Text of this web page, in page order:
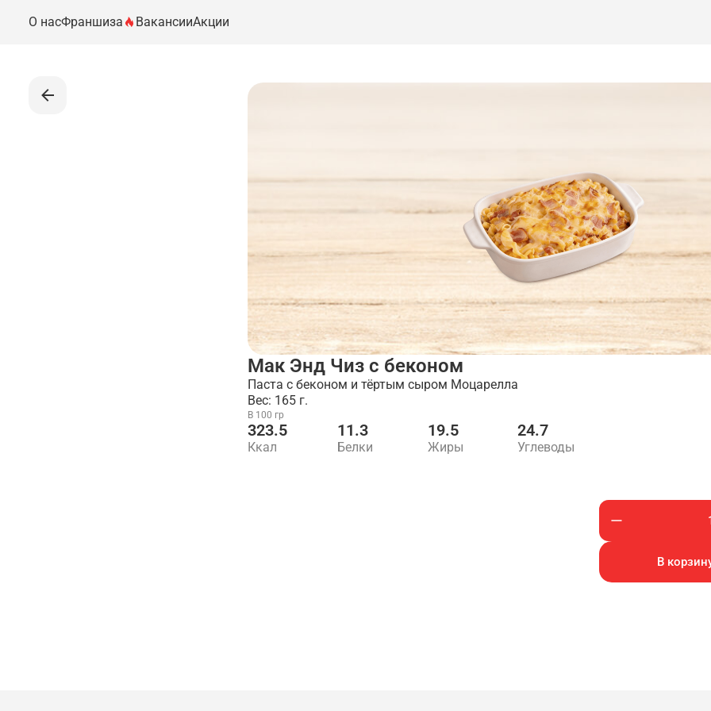
О насФраншиза ВакансииАкции
Мак Энд Чиз с беконом
Паста с беконом и тёртым сыром Моцарелла
Вес: 165 г.
В 100 гр
323.5
Ккал
11.3
Белки
19.5
Жиры
24.7
Углеводы
В